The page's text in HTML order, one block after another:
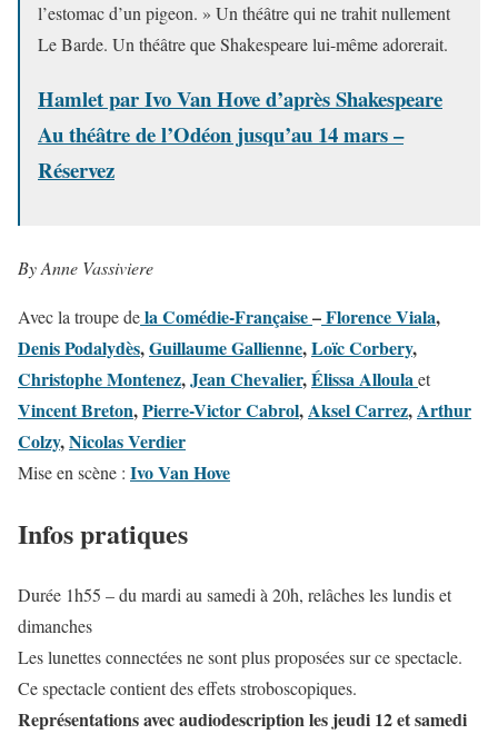
l’estomac d’un pigeon. » Un théâtre qui ne trahit nullement
Le Barde. Un théâtre que Shakespeare lui-même adorerait.
Hamlet par Ivo Van Hove d’après Shakespeare
Au théâtre de l’Odéon jusqu’au 14 mars –
Réservez
By Anne Vassiviere
Avec la troupe dela Comédie-Française–Florence Viala,
Denis Podalydès,Guillaume Gallienne,Loïc Corbery,
Christophe Montenez,Jean Chevalier,Élissa Alloulaet
Vincent Breton,Pierre-Victor Cabrol,Aksel Carrez,Arthur
Colzy,Nicolas Verdier
Mise en scène : Ivo Van Hove
Infos pratiques
Durée 1h55 – du mardi au samedi à 20h, relâches les lundis et
dimanches
Les lunettes connectées ne sont plus proposées sur ce spectacle.
Ce spectacle contient des effets stroboscopiques.
Représentations avec audiodescription les jeudi 12 et samedi